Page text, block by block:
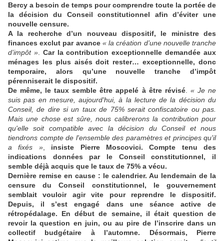
Bercy a besoin de temps pour comprendre toute la portée de
la décision du Conseil constitutionnel afin d’éviter une
nouvelle censure.
A la recherche d’un nouveau dispositif, le ministre des
finances exclut par avance « la création d’une nouvelle tranche
d’impôt ». Car la contribution exceptionnelle demandée aux
ménages les plus aisés doit rester… exceptionnelle, donc
temporaire, alors qu’une nouvelle tranche d’impôt
pérenniserait le dispositif.
De même, le taux semble être appelé à être révisé. « Je ne
suis pas en mesure, aujourd'hui, à la lecture de la décision du
Conseil, de dire si un taux de 75% serait confiscatoire ou pas.
Mais une chose est sûre, nous calibrerons la contribution pour
qu'elle soit compatible avec la décision du Conseil et nous
tiendrons compte de l'ensemble des paramètres et principes qu'il
a fixés », insiste Pierre Moscovici. Compte tenu des
indications données par le Conseil constitutionnel, il
semble déjà acquis que le taux de 75% a vécu.
Dernière remise en cause : le calendrier. Au lendemain de la
censure du Conseil constitutionnel, le gouvernement
semblait vouloir agir vite pour reprendre le dispositif.
Depuis, il s’est engagé dans une séance active de
rétropédalage. En début de semaine, il était question de
revoir la question en juin, ou au pire de l’inscrire dans un
collectif budgétaire à l’automne. Désormais, Pierre